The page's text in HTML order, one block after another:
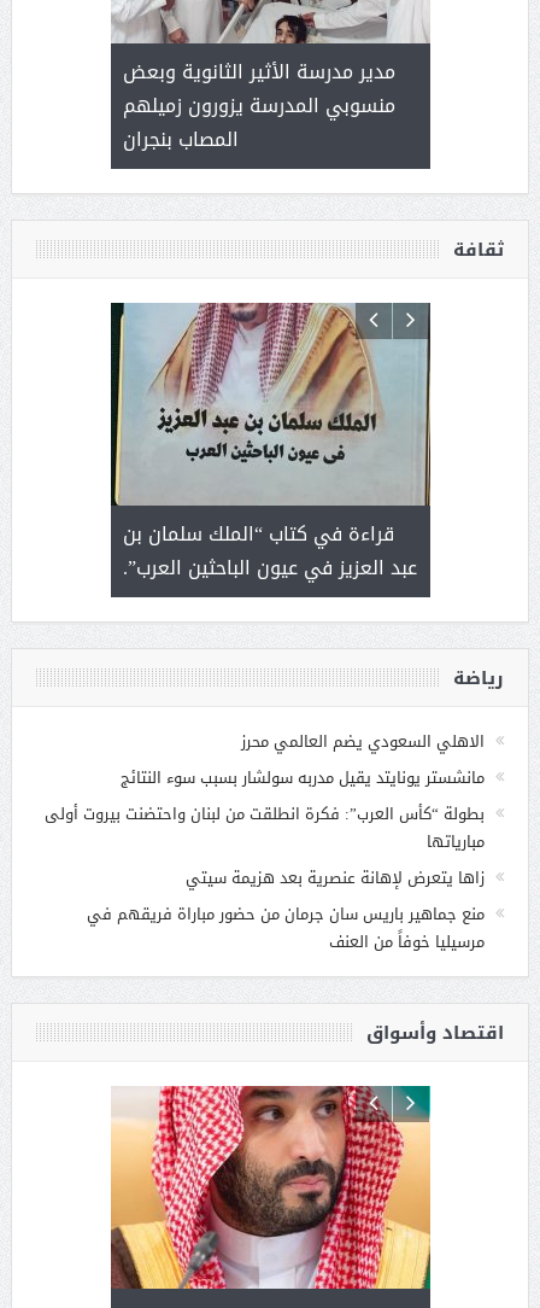
( محمد
مدير مدرسة الأثير الثانوية وبعض
منسوبي المدرسة يزورون زميلهم
المصاب بنجران
) .. ميراث
ثقافة
قراءة في كتاب “الملك سلمان بن
عبد العزيز في عيون الباحثين العرب”.
لايعرف
رياضة
الاهلي السعودي يضم العالمي محرز
مانشستر يونايتد يقيل مدربه سولشار بسبب سوء النتائج
بطولة “كأس العرب”: فكرة انطلقت من لبنان واحتضنت بيروت أولى
مبارياتها
زاها يتعرض لإهانة عنصرية بعد هزيمة سيتي
منع جماهير باريس سان جرمان من حضور مباراة فريقهم في
مرسيليا خوفاً من العنف
اقتصاد وأسواق